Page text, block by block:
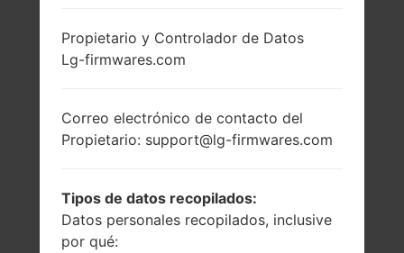
5.2 pulgadas
1080 x 1920 píxeles
(~424 densidad de
píxeles por
Snapdragon 800
2GB
Propietario y Controlador de Datos
Lg-firmwares.com
Correo electrónico de contacto del
Propietario: support@lg-firmwares.com
Tipos de datos recopilados:
Datos personales recopilados, inclusive
por qué: